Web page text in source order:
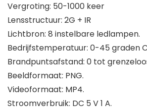
Vergroting: 50-1000 keer
Lensstructuur: 2G + IR
Lichtbron: 8 instelbare ledlampen.
Bedrijfstemperatuur: 0-45 graden
Brandpuntsafstand: 0 tot
Beeldformaat: PNG.
Videoformaat: MP4.
Stroomverbruik: DC 5 V 1 A.